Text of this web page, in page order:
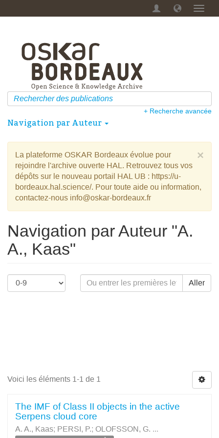
Menu
+ Recherche avancée
Navigation par Auteur
×
La plateforme OSKAR Bordeaux évolue pour
rejoindre l'archive ouverte HAL. Retrouvez tous vos
dépôts sur le nouveau portail HAL UB : https://u-
bordeaux.hal.science/. Pour toute aide ou information,
contactez-nous info@oskar-bordeaux.fr
Navigation par Auteur "A.
A., Kaas"
Aller
Voici les éléments 1-1 de 1
The IMF of Class II objects in the active
Serpens cloud core
A. A., Kaas; PERSI, P.; OLOFSSON, G. ...